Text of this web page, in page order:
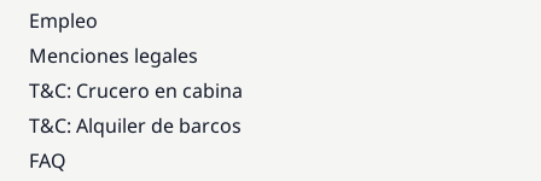
Empleo
Menciones legales
T&C: Crucero en cabina
T&C: Alquiler de barcos
FAQ